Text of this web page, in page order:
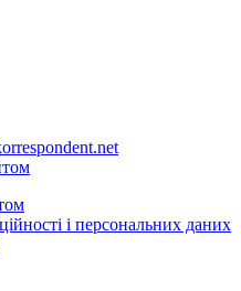
і персональних даних